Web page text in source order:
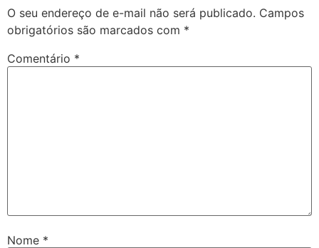
O seu endereço de e-mail não será publicado. Campos
obrigatórios são marcados com *
Comentário *
Nome *